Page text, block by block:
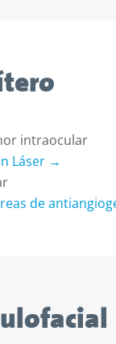
intraocular
Láser →
de